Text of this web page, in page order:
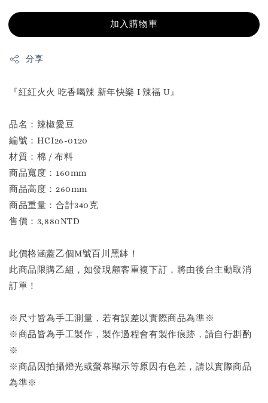
加入購物車
分享
『紅紅火火 吃香喝辣 新年快樂 I 辣福 U』
品名：辣椒愛豆
編號：HCI26-0120
材質：棉 / 布料
商品寬度：160mm
商品高度：260mm
商品重量：合計340克
售價：3,880NTD
此價格涵蓋乙個M號百川黑缽！
此商品限購乙組，如發現顧客重複下訂，將由後台主動取消
訂單！
※尺寸皆為手工測量，若有誤差以實際商品為準※
※商品皆為手工製作，製作過程會有製作痕跡，請自行斟酌
※
※商品因拍攝燈光或螢幕顯示等原因有色差，請以實際商品
為準※